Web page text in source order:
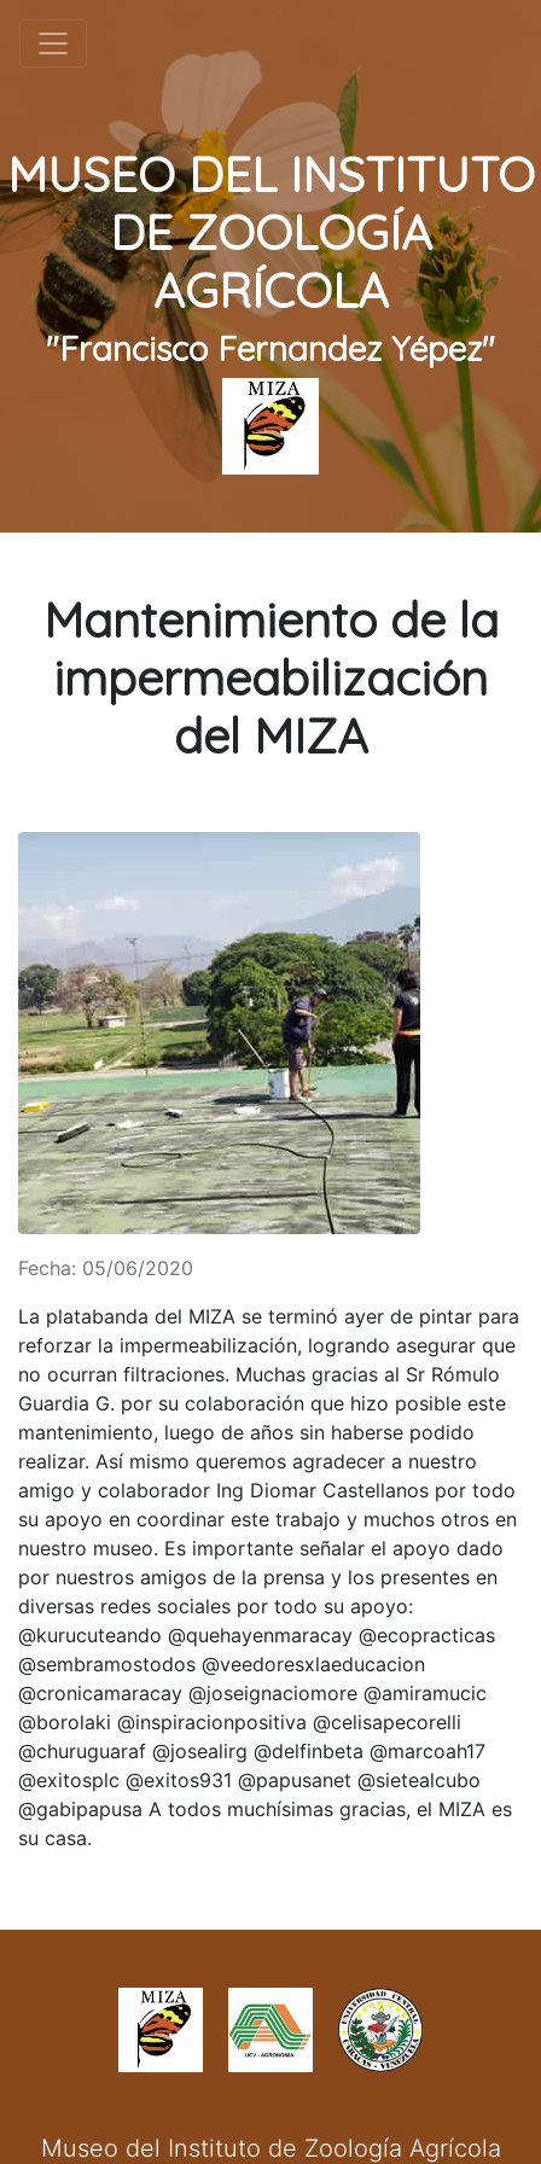
MUSEO DEL INSTITUTO
DE ZOOLOGÍA
AGRÍCOLA
"Francisco Fernandez Yépez"
Mantenimiento de la
impermeabilización
del MIZA
Fecha: 05/06/2020
La platabanda del MIZA se terminó ayer de pintar para
reforzar la impermeabilización, logrando asegurar que
no ocurran filtraciones. Muchas gracias al Sr Rómulo
Guardia G. por su colaboración que hizo posible este
mantenimiento, luego de años sin haberse podido
realizar. Así mismo queremos agradecer a nuestro
amigo y colaborador Ing Diomar Castellanos por todo
su apoyo en coordinar este trabajo y muchos otros en
nuestro museo. Es importante señalar el apoyo dado
por nuestros amigos de la prensa y los presentes en
diversas redes sociales por todo su apoyo:
@kurucuteando @quehayenmaracay @ecopracticas
@sembramostodos @veedoresxlaeducacion
@cronicamaracay @joseignaciomore @amiramucic
@borolaki @inspiracionpositiva @celisapecorelli
@churuguaraf @josealirg @delfinbeta @marcoah17
@exitosplc @exitos931 @papusanet @sietealcubo
@gabipapusa A todos muchísimas gracias, el MIZA es
su casa.
Museo del Instituto de Zoología Agrícola